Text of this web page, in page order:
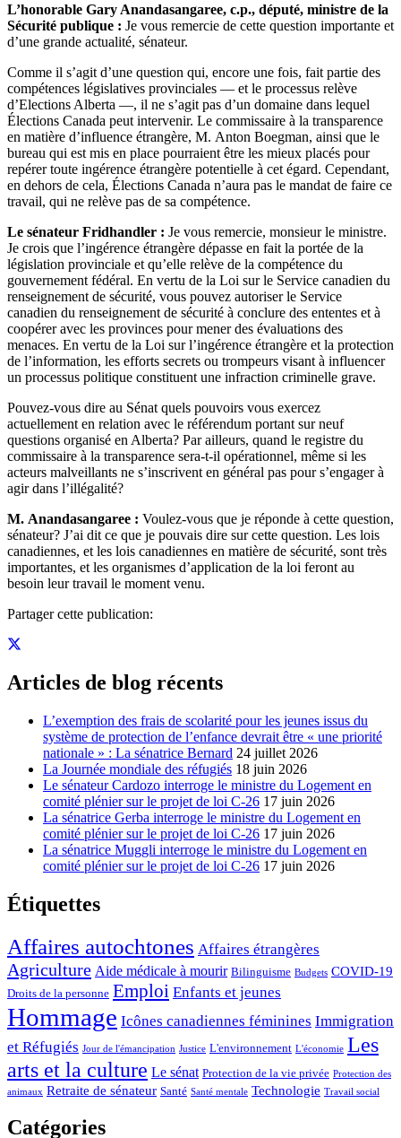
L’honorable Gary Anandasangaree, c.p., député, ministre de la
Sécurité publique : Je vous remercie de cette question importante et
d’une grande actualité, sénateur.
Comme il s’agit d’une question qui, encore une fois, fait partie des
compétences législatives provinciales — et le processus relève
d’Elections Alberta —, il ne s’agit pas d’un domaine dans lequel
Élections Canada peut intervenir. Le commissaire à la transparence
en matière d’influence étrangère, M. Anton Boegman, ainsi que le
bureau qui est mis en place pourraient être les mieux placés pour
repérer toute ingérence étrangère potentielle à cet égard. Cependant,
en dehors de cela, Élections Canada n’aura pas le mandat de faire ce
travail, qui ne relève pas de sa compétence.
Le sénateur Fridhandler : Je vous remercie, monsieur le ministre.
Je crois que l’ingérence étrangère dépasse en fait la portée de la
législation provinciale et qu’elle relève de la compétence du
gouvernement fédéral. En vertu de la Loi sur le Service canadien du
renseignement de sécurité, vous pouvez autoriser le Service
canadien du renseignement de sécurité à conclure des ententes et à
coopérer avec les provinces pour mener des évaluations des
menaces. En vertu de la Loi sur l’ingérence étrangère et la protection
de l’information, les efforts secrets ou trompeurs visant à influencer
un processus politique constituent une infraction criminelle grave.
Pouvez-vous dire au Sénat quels pouvoirs vous exercez
actuellement en relation avec le référendum portant sur neuf
questions organisé en Alberta? Par ailleurs, quand le registre du
commissaire à la transparence sera-t-il opérationnel, même si les
acteurs malveillants ne s’inscrivent en général pas pour s’engager à
agir dans l’illégalité?
M. Anandasangaree : Voulez-vous que je réponde à cette question,
sénateur? J’ai dit ce que je pouvais dire sur cette question. Les lois
canadiennes, et les lois canadiennes en matière de sécurité, sont très
importantes, et les organismes d’application de la loi feront au
besoin leur travail le moment venu.
Partager cette publication:
Articles de blog récents
L’exemption des frais de scolarité pour les jeunes issus du
système de protection de l’enfance devrait être « une priorité
nationale » : La sénatrice Bernard 24 juillet 2026
La Journée mondiale des réfugiés 18 juin 2026
Le sénateur Cardozo interroge le ministre du Logement en
comité plénier sur le projet de loi C-26 17 juin 2026
La sénatrice Gerba interroge le ministre du Logement en
comité plénier sur le projet de loi C-26 17 juin 2026
La sénatrice Muggli interroge le ministre du Logement en
comité plénier sur le projet de loi C-26 17 juin 2026
Étiquettes
Affaires autochtones Affaires étrangères
Agriculture Aide médicale à mourir Bilinguisme Budgets COVID-19
Droits de la personne Emploi Enfants et jeunes
Hommage Icônes canadiennes féminines Immigration
et Réfugiés Jour de l'émancipation Justice L'environnement L'économie Les
arts et la culture Le sénat Protection de la vie privée Protection des
animaux Retraite de sénateur Santé Santé mentale Technologie Travail social
Catégories